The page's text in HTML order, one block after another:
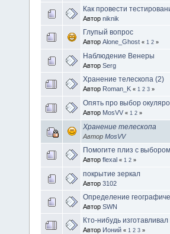
Как провести
Автор niknik
Глупый вопрос
Автор Alone_Ghost « 1 2 »
Наблюдение Венеры
Автор Serg
Хранение телескопа (2)
Автор Roman_K « 1 2 3 »
Опять про выбор
Автор MosVV « 1 2 »
Хранение телескопа
Автор MosVV
Помогите плиз с
Автор flexal « 1 2 »
покрытие зеркал
Автор 3102
Определение
Автор SWN
Кто-нибудь
Автор Ионий « 1 2 3 »